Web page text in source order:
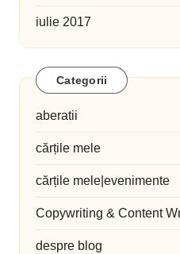
iulie 2017
Categorii
aberatii
cărțile mele
cărțile mele|evenimente
Copywriting & Content
despre blog